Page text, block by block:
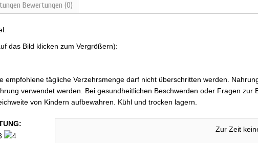
Bewertungen (0)
das Bild klicken zum Vergrößern):
empfohlene tägliche Verzehrsmenge darf nicht überschritten werden.
verwendet werden. Bei gesundheitlichen Beschwerden oder Fragen
von Kindern aufbewahren. Kühl und trocken lagern.
Zur Zeit